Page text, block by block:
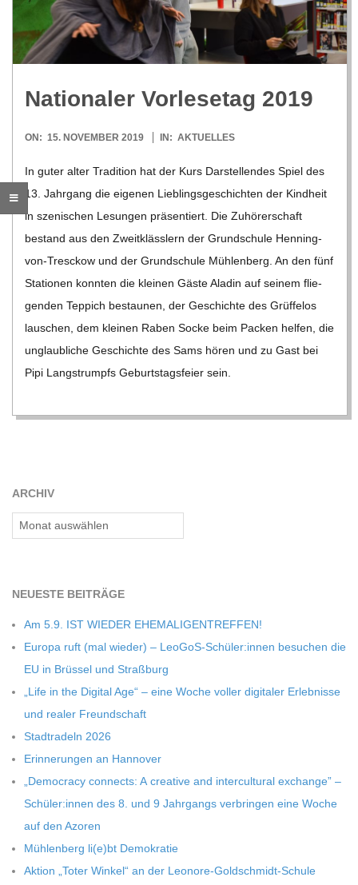
R
E
-
G
O
L
D
S
C
H
I
T
-
S
C
H
U
L
Natio­na­ler Vor­le­se­tag 2019
2019-
15
ON: 15. NOVEMBER 2019 IN: AKTUELLES
In guter alter Tra­di­tion hat der Kurs Dar­stel­len­des Spiel des
13. Jahr­gang die eige­nen Lieb­lings­ge­schich­ten der Kind­heit
in sze­ni­schen Lesun­gen prä­sen­tiert. Die Zuhö­rer­schaft
bestand aus den Zweit­kläss­lern der Grund­schule Hen­­ning-
von-Tre­­sc­­kow und der Grund­schule Müh­len­berg. An den fünf
Sta­tio­nen konn­ten die klei­nen Gäste Ala­din auf sei­nem flie­
gen­den Tep­pich bestau­nen, der Geschichte des Grüf­felos
lau­schen, dem klei­nen Raben Socke beim Packen hel­fen, die
unglaub­li­che Geschichte des Sams hören und zu Gast bei
Pipi Lang­strumpfs Geburts­tags­feier sein.
ARCHIV
Archiv
NEU­ESTE BEITRÄGE
Am 5.9. IST WIEDER EHEMALIGENTREFFEN!
Europa ruft (mal wie­der) – LeoGoS-Schüler:innen besu­chen die
EU in Brüs­sel und Straßburg
„Life in the Digi­tal Age“ – eine Woche vol­ler digi­ta­ler Erleb­nisse
und rea­ler Freundschaft
Stadt­ra­deln 2026
Erin­ne­run­gen an Hannover
„Demo­cracy con­nects: A crea­tive and inter­cul­tu­ral exch­ange” –
Schüler:innen des 8. und 9 Jahr­gangs ver­brin­gen eine Woche
auf den Azoren
Müh­len­berg li(e)bt Demokratie
Aktion „Toter Win­kel“ an der Leonore-Goldschmidt-Schule